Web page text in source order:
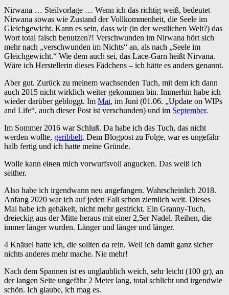
Nirwana … Steilvorlage … Wenn ich das richtig weiß, bedeutet
Nirwana sowas wie Zustand der Vollkommenheit, die Seele im
Gleichgewicht. Kann es sein, dass wir (in der westlichen Welt?) das
Wort total falsch benutzen?! Verschwunden im Nirwana hört sich
mehr nach „verschwunden im Nichts“ an, als nach „Seele im
Gleichgewicht.“ Wie dem auch sei, das Lace-Garn heißt Nirvana.
Wäre ich Herstellerin dieses Fädchens – ich hätte es anders genannt.
Aber gut. Zurück zu meinem wachsenden Tuch, mit dem ich dann
auch 2015 nicht wirklich weiter gekommen bin. Immerhin habe ich
wieder darüber gebloggt. Im Mai, im Juni (01.06. „Update on WIPs
and Life“, auch dieser Post ist verschunden) und im September.
Im Sommer 2016 war Schluß. Da habe ich das Tuch, das nicht
werden wollte, geribbelt. Dem Blogpost zu Folge, war es ungefähr
halb fertig und ich hatte meine Gründe.
Wolle kann einen mich vorwurfsvoll angucken. Das weiß ich
seither.
Also habe ich irgendwann neu angefangen. Wahrscheinlich 2018.
Anfang 2020 war ich auf jeden Fall schon ziemlich weit. Dieses
Mal habe ich gehäkelt, nicht mehr gestrickt. Ein Granny-Tuch,
dreieckig aus der Mitte heraus mit einer 2,5er Nadel. Reihen, die
immer länger wurden. Länger und länger und länger.
4 Knäuel hatte ich, die sollten da rein. Weil ich damit ganz sicher
nichts anderes mehr mache. Nie mehr!
Nach dem Spannen ist es unglaublich weich, sehr leicht (100 gr), an
der langen Seite ungefähr 2 Meter lang, total schlicht und irgendwie
schön. Ich glaube, ich mag es.